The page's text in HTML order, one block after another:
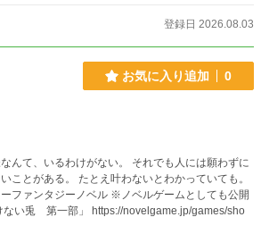
登録日 2026.08.03
お気に入り追加 0
いるわけがない。 それでも人には願わずに
ことがある。 たとえ叶わないとわかっていても。
タジーノベル ※ノベルゲームとしても公開
ない兎 第一部」 https://novelgame.jp/games/sho